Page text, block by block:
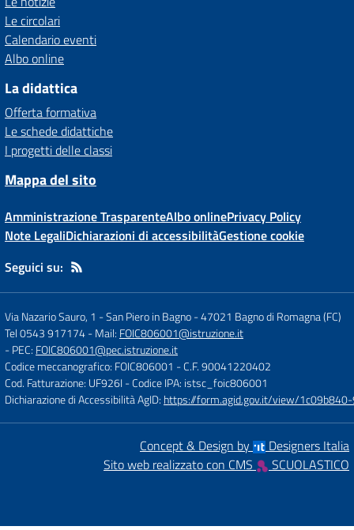
Le circolari
Calendario eventi
Albo online
La didattica
Offerta formativa
Le schede didattiche
I progetti delle classi
Mappa del sito
Amministrazione TrasparenteAlbo onlinePrivacy Policy
Note LegaliDichiarazioni di accessibilitàGestione cookie
Seguici su:
Via Nazario Sauro, 1 - San Piero in Bagno-47021 Bagno di Romagna (FC)
Tel 0543 917174- Mail: FOIC806001@istruzione.it
- PEC: FOIC806001@pec.istruzione.it
Codice meccanografico: FOIC806001 - C.F. 90041220402
Cod. Fatturazione: UF926I- Codice IPA: istsc_foic806001
Dichiarazione di Accessibilità AgID: https://form.agid.gov.it/view/
Concept & Design by
Designers Italia
Sito web realizzato con CMS
SCUOLASTICO